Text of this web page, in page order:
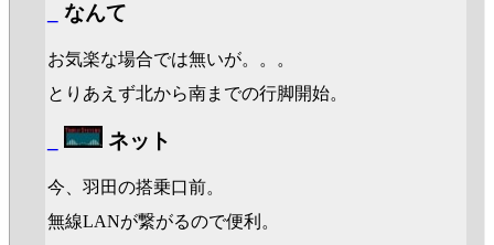
なんて
お気楽な場合では無いが。。。
とりあえず北から南までの行脚開始。
ネット
今、羽田の搭乗口前。
無線LANが繋がるので便利。